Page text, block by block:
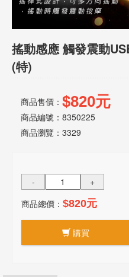
搖動感應 觸發震動
(特)
商品售價： $820元
商品編號：8350225
商品瀏覽： 3329
-
+
商品總價： $820元
購買